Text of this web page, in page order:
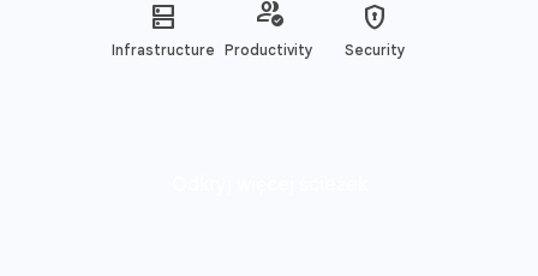
Infrastructure Productivity Security